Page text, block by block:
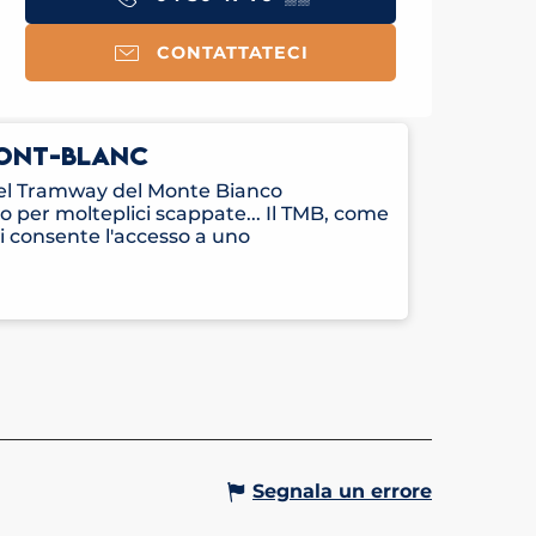
CONTATTATECI
BLANC
Tramway del Monte Bianco
per molteplici scappate... Il TMB, come
l'accesso a uno
Segnala un errore